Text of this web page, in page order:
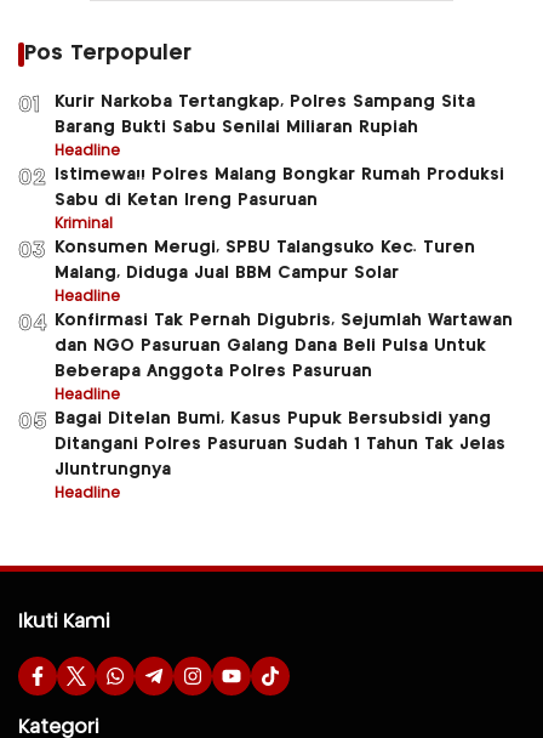
Pos Terpopuler
01
Kurir Narkoba Tertangkap, Polres Sampang Sita
Barang Bukti Sabu Senilai Miliaran Rupiah
Headline
02
Istimewa!! Polres Malang Bongkar Rumah Produksi
Sabu di Ketan Ireng Pasuruan
Kriminal
03
Konsumen Merugi, SPBU Talangsuko Kec. Turen
Malang, Diduga Jual BBM Campur Solar
Headline
04
Konfirmasi Tak Pernah Digubris, Sejumlah Wartawan
dan NGO Pasuruan Galang Dana Beli Pulsa Untuk
Beberapa Anggota Polres Pasuruan
Headline
05
Bagai Ditelan Bumi, Kasus Pupuk Bersubsidi yang
Ditangani Polres Pasuruan Sudah 1 Tahun Tak Jelas
Jluntrungnya
Headline
Ikuti Kami
Kategori